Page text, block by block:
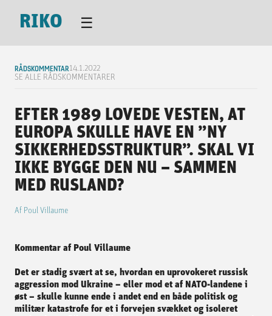
RIKO ☰
RÅDSKOMMENTAR14.1.2022
SE ALLE RÅDSKOMMENTARER
EFTER 1989 LOVEDE VESTEN, AT
EUROPA SKULLE HAVE EN ”NY
SIKKERHEDSSTRUKTUR”. SKAL VI
IKKE BYGGE DEN NU – SAMMEN
MED RUSLAND?
Af Poul Villaume
Kommentar af Poul Villaume
Det er stadig svært at se, hvordan en uprovokeret russisk
aggression mod Ukraine – eller mod et af NATO-landene i
øst – skulle kunne ende i andet end en både politisk og
militær katastrofe for et i forvejen svækket og isoleret